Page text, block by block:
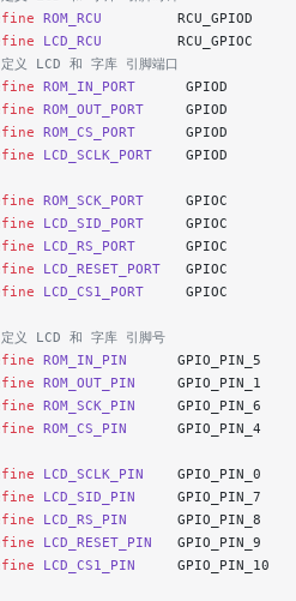
ROM_RCU
         RCU_GPIOD
LCD_RCU
         RCU_GPIOC
义 LCD 和 字库 引脚端口
ROM_IN_PORT
      GPIOD
ROM_OUT_PORT
     GPIOD
ROM_CS_PORT
      GPIOD
LCD_SCLK_PORT
    GPIOD
ROM_SCK_PORT
     GPIOC
LCD_SID_PORT
     GPIOC
LCD_RS_PORT
      GPIOC
LCD_RESET_PORT
   GPIOC
LCD_CS1_PORT
     GPIOC
义 LCD 和 字库 引脚号
ROM_IN_PIN
      GPIO_PIN_5
ROM_OUT_PIN
     GPIO_PIN_1
ROM_SCK_PIN
     GPIO_PIN_6
ROM_CS_PIN
      GPIO_PIN_4
LCD_SCLK_PIN
    GPIO_PIN_0
LCD_SID_PIN
     GPIO_PIN_7
LCD_RS_PIN
      GPIO_PIN_8
LCD_RESET_PIN
   GPIO_PIN_9
LCD_CS1_PIN
     GPIO_PIN_10